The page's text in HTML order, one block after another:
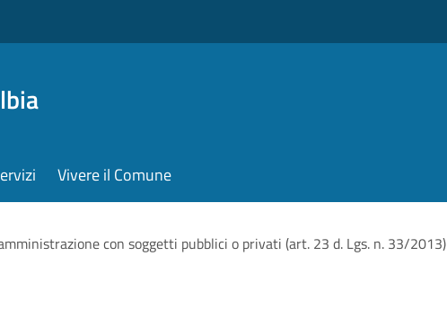
Vivere il Comune
con soggetti pubblici o privati (art. 23 d. Lgs. n. 33/2013)